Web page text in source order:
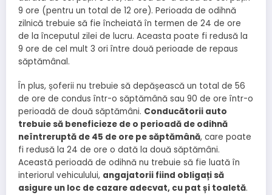
9 ore (pentru un total de 12 ore). Perioada de odihnă
zilnică trebuie să fie încheiată în termen de 24 de ore
de la începutul zilei de lucru. Aceasta poate fi redusă la
9 ore de cel mult 3 ori între două perioade de repaus
săptămânal.
În plus, șoferii nu trebuie să depășească un total de 56
de ore de condus într-o săptămână sau 90 de ore într-o
perioadă de două săptămâni. Conducătorii auto
trebuie să beneficieze de o perioadă de odihnă
neîntreruptă de 45 de ore pe săptămână, care poate
fi redusă la 24 de ore o dată la două săptămâni.
Această perioadă de odihnă nu trebuie să fie luată în
interiorul vehiculului, angajatorii fiind obligați să
asigure un loc de cazare adecvat, cu pat și toaletă.